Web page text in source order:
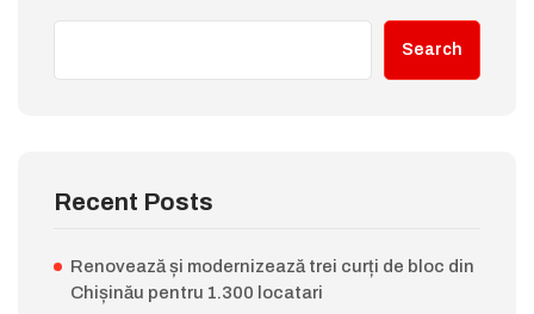
Search
Recent Posts
Renovează și modernizează trei curți de bloc din
Chișinău pentru 1.300 locatari